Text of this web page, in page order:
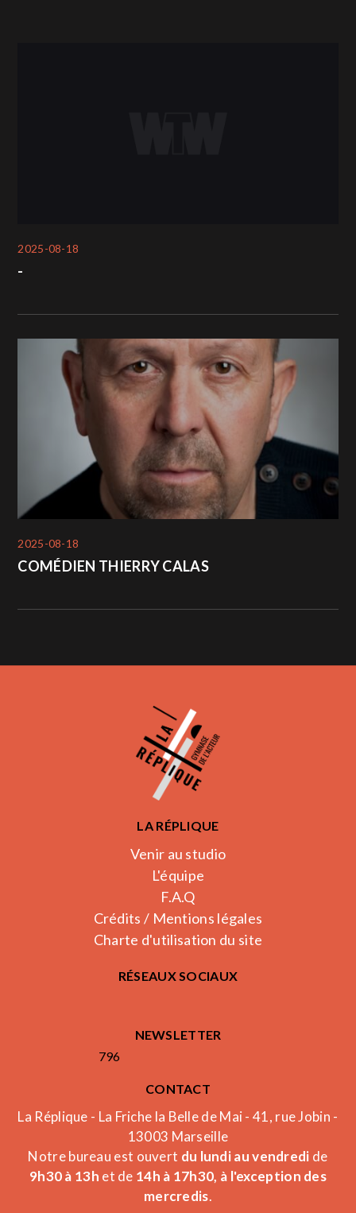
2025-08-18
-
2025-08-18
COMÉDIEN THIERRY CALAS
LA RÉPLIQUE
Venir au studio
L'équipe
F.A.Q
Crédits / Mentions légales
Charte d'utilisation du site
RÉSEAUX SOCIAUX
NEWSLETTER
796
CONTACT
La Réplique - La Friche la Belle de Mai - 41, rue Jobin -
13003 Marseille
Notre bureau est ouvert du lundi au vendredi de
9h30 à 13h et de 14h à 17h30, à l'exception des
mercredis.